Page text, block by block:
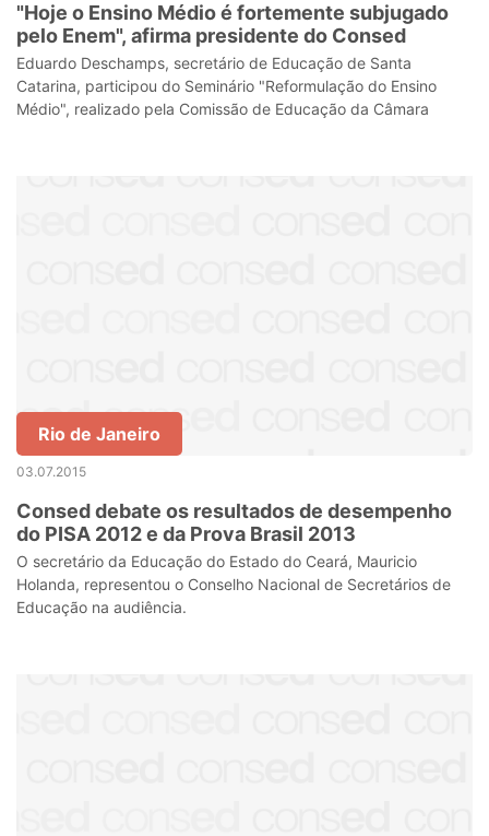
"Hoje o Ensino Médio é fortemente subjugado
pelo Enem", afirma presidente do Consed
Eduardo Deschamps, secretário de Educação de Santa
Catarina, participou do Seminário "Reformulação do Ensino
Médio", realizado pela Comissão de Educação da Câmara
Rio de Janeiro
03.07.2015
Consed debate os resultados de desempenho
do PISA 2012 e da Prova Brasil 2013
O secretário da Educação do Estado do Ceará, Mauricio
Holanda, representou o Conselho Nacional de Secretários de
Educação na audiência.